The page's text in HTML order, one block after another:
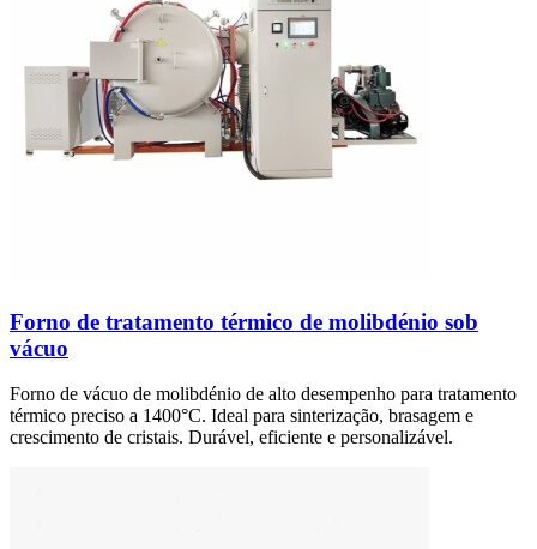
Forno de tratamento térmico de molibdénio sob
vácuo
Forno de vácuo de molibdénio de alto desempenho para tratamento
térmico preciso a 1400°C. Ideal para sinterização, brasagem e
crescimento de cristais. Durável, eficiente e personalizável.